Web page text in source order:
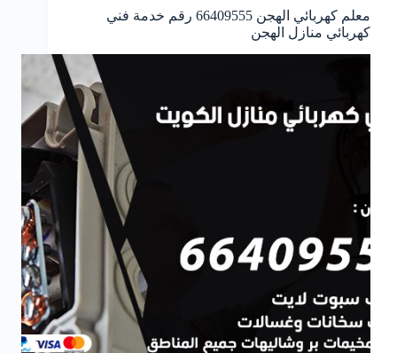
معلم كهربائي الهجن 66409555 رقم خدمة فني
كهربائي منازل الهجن